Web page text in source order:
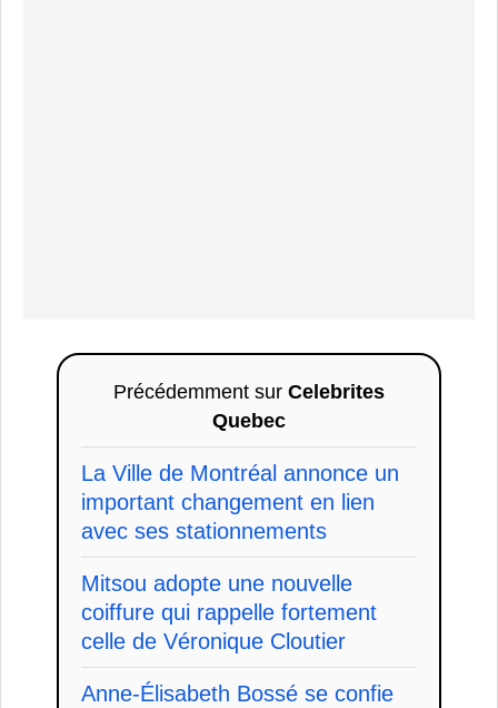
Précédemment sur Celebrites
Quebec
La Ville de Montréal annonce un
important changement en lien
avec ses stationnements
Mitsou adopte une nouvelle
coiffure qui rappelle fortement
celle de Véronique Cloutier
Anne-Élisabeth Bossé se confie